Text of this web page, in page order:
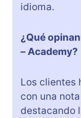
idioma.
¿Qué
– Academy?
Los clientes
con una
destacando